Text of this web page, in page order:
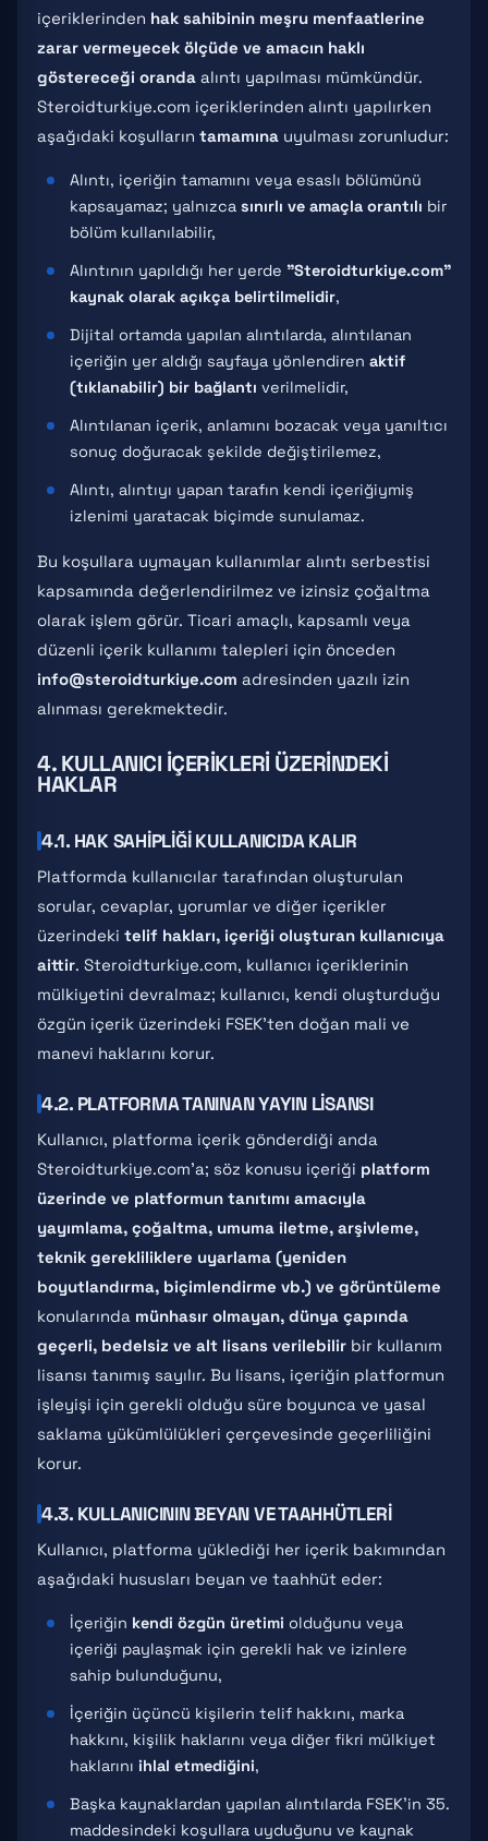
içeriklerinden hak sahibinin meşru menfaatlerine
zarar vermeyecek ölçüde ve amacın haklı
göstereceği oranda alıntı yapılması mümkündür.
Steroidturkiye.com içeriklerinden alıntı yapılırken
aşağıdaki koşulların tamamına uyulması zorunludur:
Alıntı, içeriğin tamamını veya esaslı bölümünü
kapsayamaz; yalnızca sınırlı ve amaçla orantılı bir
bölüm kullanılabilir,
Alıntının yapıldığı her yerde "Steroidturkiye.com"
kaynak olarak açıkça belirtilmelidir,
Dijital ortamda yapılan alıntılarda, alıntılanan
içeriğin yer aldığı sayfaya yönlendiren aktif
(tıklanabilir) bir bağlantı verilmelidir,
Alıntılanan içerik, anlamını bozacak veya yanıltıcı
sonuç doğuracak şekilde değiştirilemez,
Alıntı, alıntıyı yapan tarafın kendi içeriğiymiş
izlenimi yaratacak biçimde sunulamaz.
Bu koşullara uymayan kullanımlar alıntı serbestisi
kapsamında değerlendirilmez ve izinsiz çoğaltma
olarak işlem görür. Ticari amaçlı, kapsamlı veya
düzenli içerik kullanımı talepleri için önceden
info@steroidturkiye.com adresinden yazılı izin
alınması gerekmektedir.
4. KULLANICI İÇERIKLERI ÜZERINDEKI
HAKLAR
4.1. HAK SAHIPLIĞI KULLANICIDA KALIR
Platformda kullanıcılar tarafından oluşturulan
sorular, cevaplar, yorumlar ve diğer içerikler
üzerindeki telif hakları, içeriği oluşturan kullanıcıya
aittir. Steroidturkiye.com, kullanıcı içeriklerinin
mülkiyetini devralmaz; kullanıcı, kendi oluşturduğu
özgün içerik üzerindeki FSEK'ten doğan mali ve
manevi haklarını korur.
4.2. PLATFORMA TANINAN YAYIN LISANSI
Kullanıcı, platforma içerik gönderdiği anda
Steroidturkiye.com'a; söz konusu içeriği platform
üzerinde ve platformun tanıtımı amacıyla
yayımlama, çoğaltma, umuma iletme, arşivleme,
teknik gerekliliklere uyarlama (yeniden
boyutlandırma, biçimlendirme vb.) ve görüntüleme
konularında münhasır olmayan, dünya çapında
geçerli, bedelsiz ve alt lisans verilebilir bir kullanım
lisansı tanımış sayılır. Bu lisans, içeriğin platformun
işleyişi için gerekli olduğu süre boyunca ve yasal
saklama yükümlülükleri çerçevesinde geçerliliğini
korur.
4.3. KULLANICININ BEYAN VE TAAHHÜTLERI
Kullanıcı, platforma yüklediği her içerik bakımından
aşağıdaki hususları beyan ve taahhüt eder:
İçeriğin kendi özgün üretimi olduğunu veya
içeriği paylaşmak için gerekli hak ve izinlere
sahip bulunduğunu,
İçeriğin üçüncü kişilerin telif hakkını, marka
hakkını, kişilik haklarını veya diğer fikri mülkiyet
haklarını ihlal etmediğini,
Başka kaynaklardan yapılan alıntılarda FSEK'in 35.
maddesindeki koşullara uyduğunu ve kaynak